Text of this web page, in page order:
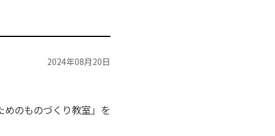
2024年08月20日
めのものづくり教室」を